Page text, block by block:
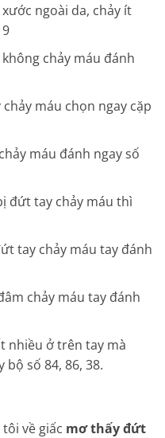
ngoài da, chảy ít
chảy máu đánh
máu chọn ngay cặp
máu đánh ngay số
đứt tay chảy máu thì
tay chảy máu tay đánh
chảy máu tay đánh
nhiều ở trên tay mà
số 84, 86, 38.
về giấc mơ thấy đứt